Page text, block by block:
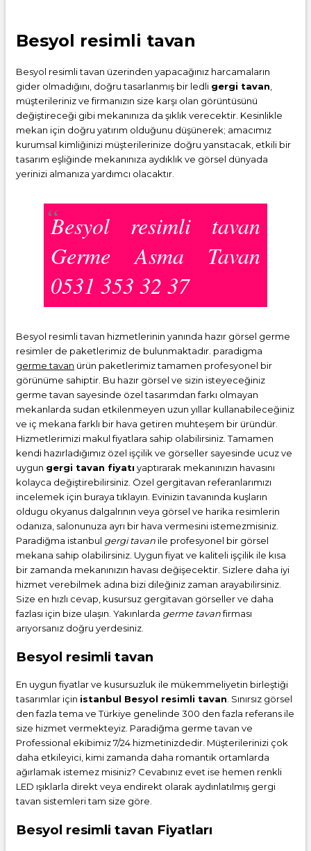
Besyol resimli tavan
Besyol resimli tavan üzerinden yapacağınız harcamaların
gider olmadığını, doğru tasarlanmış bir ledli gergi tavan
müşterileriniz ve firmanızın size karşı olan görüntüsünü
değiştireceği gibi mekanınıza da şıklık verecektir. Kesinlikle
mekan için doğru yatırım olduğunu düşünerek; amacımız
kurumsal kimliğinizi müşterilerinize doğru yansıtacak, etkili bir
tasarım eşliğinde mekanınıza aydıklık ve görsel dünyada
yerinizi almanıza yardımcı olacaktır.
Besyol resimli tavan
Germe Asma Tavan
0531 353 32 37
Besyol resimli tavan hizmetlerinin yanında hazır görsel germe
resimler de paketlerimiz de bulunmaktadır. paradigma
germe tavan ürün paketlerimiz tamamen profesyonel bir
görünüme sahiptir. Bu hazır görsel ve sizin isteyeceğiniz
germe tavan sayesinde özel tasarımdan farkı olmayan
mekanlarda sudan etkilenmeyen uzun yıllar kullanabileceğiniz
ve iç mekana farklı bir hava getiren muhteşem bir üründür.
Hizmetlerimizi makul fiyatlara sahip olabilirsiniz. Tamamen
kendi hazırladığımız özel işçilik ve görseller sayesinde ucuz ve
uygun gergi tavan fiyatı yaptırarak mekanınızın havasını
kolayca değiştirebilirsiniz. Özel gergitavan referanlarımızı
incelemek için buraya tıklayın. Evinizin tavanında kuşların
oldugu okyanus dalgalrının veya görsel ve harika resimlerin
odanıza, salonunuza ayrı bir hava vermesini istemezmisiniz.
Paradiğma istanbul gergi tavan ile profesyonel bir görsel
mekana sahip olabilirsiniz. Uygun fiyat ve kaliteli işçilik ile kısa
bir zamanda mekanınızın havası değişecektir. Sizlere daha iyi
hizmet verebilmek adına bizi dileğiniz zaman arayabilirsiniz.
Size en hızlı cevap, kusursuz gergitavan görseller ve daha
fazlası için bize ulaşın. Yakınlarda germe tavanfirması
arıyorsanız doğru yerdesiniz.
Besyol resimli tavan
En uygun fiyatlar ve kusursuzluk ile mükemmeliyetin birleştiği
tasarımlar için istanbul Besyol resimli tavan. Sınırsız görsel
den fazla tema ve Türkiye genelinde 300 den fazla referans ile
size hizmet vermekteyiz. Paradiğma germe tavan ve
Professional ekibimiz 7/24 hizmetinizdedir. Müşterilerinizi çok
daha etkileyici, kimi zamanda daha romantik ortamlarda
ağırlamak istemez misiniz? Cevabınız evet ise hemen renkli
LED ışıklarla direkt veya endirekt olarak aydınlatılmış gergi
tavan sistemleri tam size göre.
Besyol resimli tavan Fiyatları